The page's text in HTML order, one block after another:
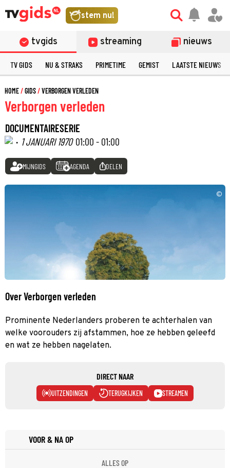
stem nu!
tvgids streaming nieuws
TV GIDS NU & STRAKS PRIMETIME GEMIST LAATSTE NIEUWS
HOME GIDS VERBORGEN VERLEDEN
Verborgen verleden
DOCUMENTAIRESERIE
· 1 JANUARI 1970 01:00 - 01:00
MIJNGIDS AGENDA DELEN
©
Over Verborgen verleden
Prominente Nederlanders proberen te achterhalen van
welke voorouders zij afstammen, hoe ze hebben geleefd
en wat ze hebben nagelaten.
DIRECT NAAR
UITZENDINGEN TERUGKIJKEN STREAMEN
VOOR & NA OP
ALLES OP